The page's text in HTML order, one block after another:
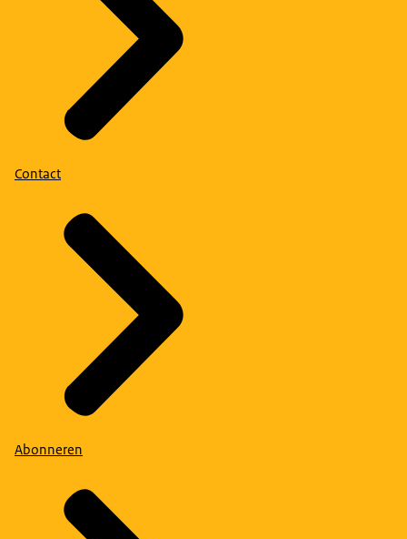
Contact
Abonneren